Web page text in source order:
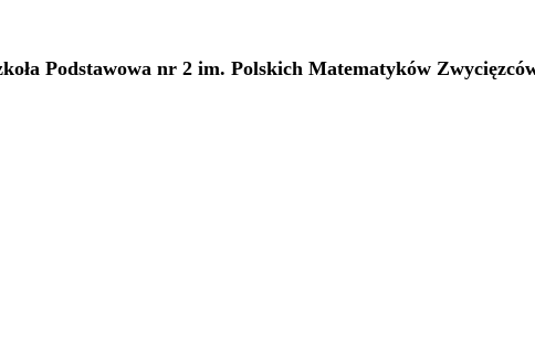
Podstawowa nr 2 im. Polskich Matematyków